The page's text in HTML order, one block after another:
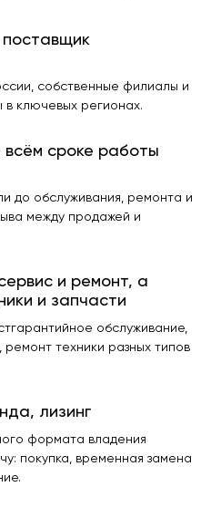
собственные филиалы и
ключевых регионах.
сроке работы
до обслуживания, ремонта и
между продажей и
и ремонт, а
и запчасти
обслуживание,
ремонт техники разных типов
лизинг
формата владения
покупка, временная замена